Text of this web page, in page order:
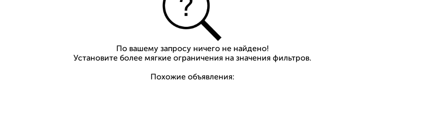
По вашему запросу ничего не найдено!
Установите более мягкие ограничения на значения фильтров.
Похожие объявления: